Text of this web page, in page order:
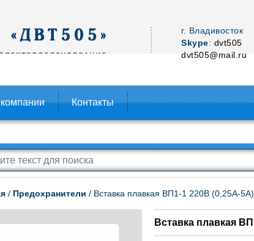
г. Владивосток
Skype: dvt505
dvt505@mail.ru
Контакты
/ Предохранители / Вставка плавкая ВП1-1 220В (0,25А-5А)
Вставка плавкая